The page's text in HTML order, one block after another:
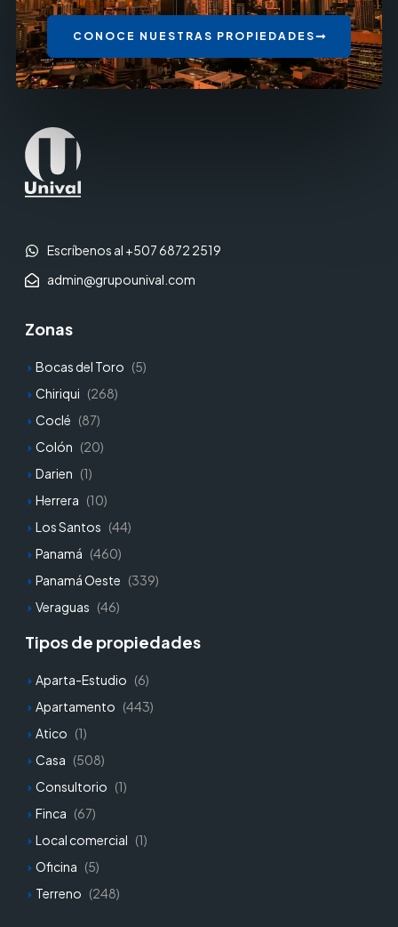
CONOCE NUESTRAS PROPIEDADES
Escríbenos al +507 6872 2519
admin@grupounival.com
Zonas
Bocas del Toro (5)
Chiriqui (268)
Coclé (87)
Colón (20)
Darien (1)
Herrera (10)
Los Santos (44)
Panamá (460)
Panamá Oeste (339)
Veraguas (46)
Tipos de propiedades
Aparta-Estudio (6)
Apartamento (443)
Atico (1)
Casa (508)
Consultorio (1)
Finca (67)
Local comercial (1)
Oficina (5)
Terreno (248)